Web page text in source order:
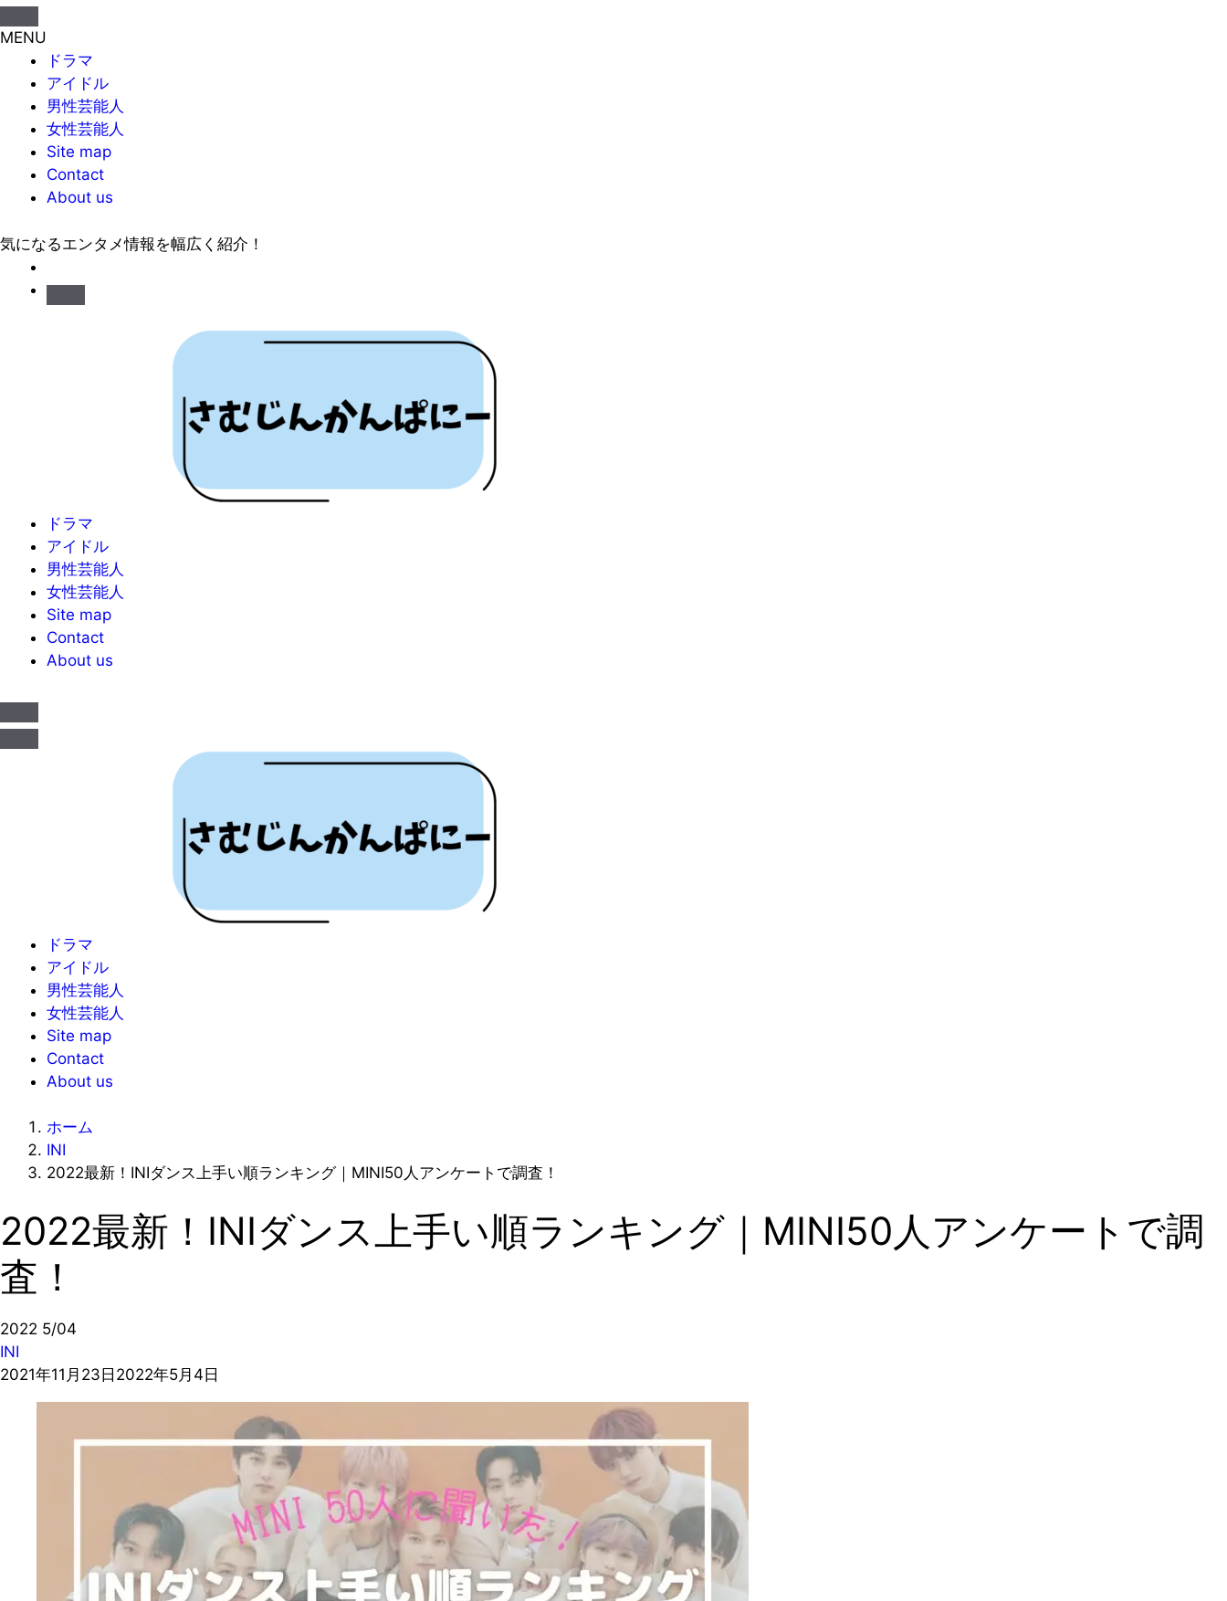
MENU
ドラマ
アイドル
男性芸能人
女性芸能人
Site map
Contact
About us
気になるエンタメ情報を幅広く紹介！
ドラマ
アイドル
男性芸能人
女性芸能人
Site map
Contact
About us
ドラマ
アイドル
男性芸能人
女性芸能人
Site map
Contact
About us
ホーム
INI
2022最新！INIダンス上手い順ランキング｜MINI50人アンケートで調査！
2022最新！INIダンス上手い順ランキング｜MINI50人アンケートで調
査！
2022 5/04
INI
2021年11月23日 2022年5月4日